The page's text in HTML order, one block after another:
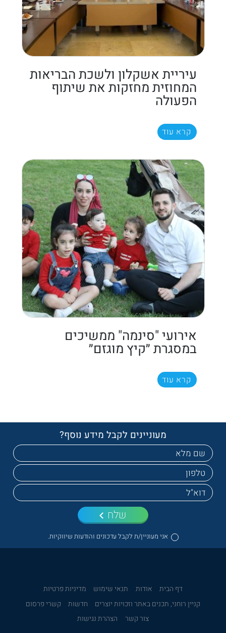
עיריית אשקלון ולשכת הבריאות
המחוזית מחזקות את שיתוף
הפעולה
קרא עוד
אירועי "סינמה" ממשיכים
במסגרת ״קיץ מוגזם״
קרא עוד
מעוניינים לקבל מידע נוסף?
אני מעוניין/ת לקבל עדכונים והודעות שיווקיות.
שלח
דף הבית אודות תנאי שימוש
מדיניות פרטיות
קניין רוחני, תכנים באתר וזכויות יוצרים
חדשות
קשרי פרסום
צור קשר
הצהרת נגישות